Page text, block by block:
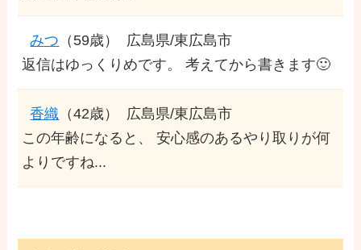
みつ （59歳）
広島県/東広島市
返信はゆっくりめです。 考えてから書きます🙂
香織 （42歳）
広島県/東広島市
この年齢になると、 安心感のあるやり取りが何
よりですね...